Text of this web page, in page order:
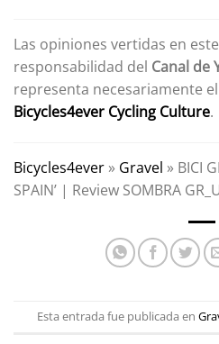
Las opiniones vertidas en
responsabilidad del Canal de
representa necesariamente
Bicycles4ever Cycling Culture.
Bicycles4ever » Gravel » BICI
SPAIN’ | Review SOMBRA
Esta entrada fue publicada en